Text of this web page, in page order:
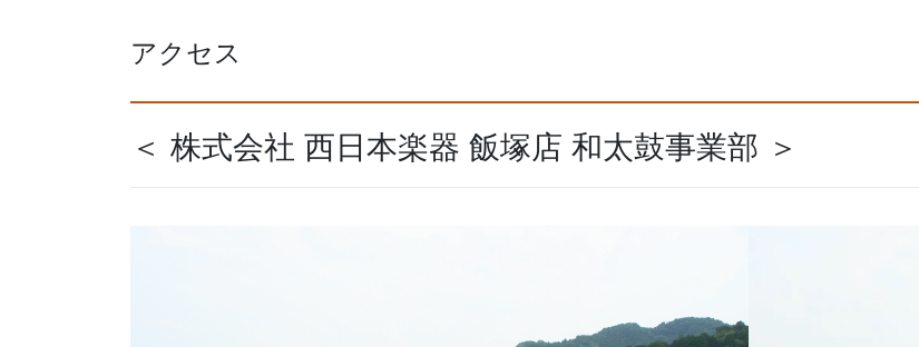
アクセス
＜ 株式会社 西日本楽器 飯塚店 和太鼓事業部 ＞